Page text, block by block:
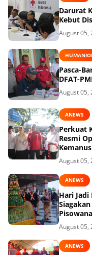
Darurat
Kebut
August 05,
Pasca-
DFAT-
August 05,
ANEWS
Perkuat
Resmi
August 05,
ANEWS
Hari
August 05,
ANEWS